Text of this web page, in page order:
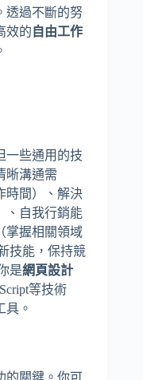
透過不斷的努
效的 自由工作
一些通用的技
晰溝通需
時間）、解決
、自我行銷能
掌握相關領域
技能，保持競
是網頁設計
等技術
具。